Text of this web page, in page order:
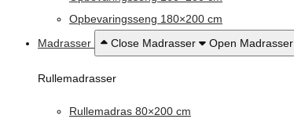
Opbevaringsseng 180×200 cm
Madrasser
Close Madrasser Open Madrasser
Rullemadrasser
Rullemadras 80×200 cm